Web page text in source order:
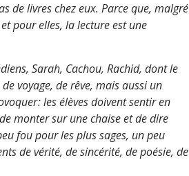
de livres chez eux. Parce que, malgré
pour elles, la lecture est une
Sarah, Cachou, Rachid, dont le
voyage, de rêve, mais aussi un
: les élèves doivent sentir en
monter sur une chaise et de dire
fou pour les plus sages, un peu
de vérité, de sincérité, de poésie, de